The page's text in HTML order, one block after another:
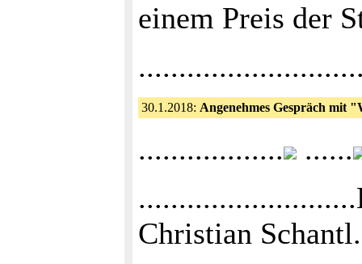
einem Preis der
30.1.2018: Angenehmes Gespräch mit
..................
......
Christian